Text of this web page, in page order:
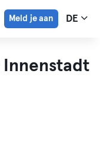
Meld je aan DE
Innenstadt